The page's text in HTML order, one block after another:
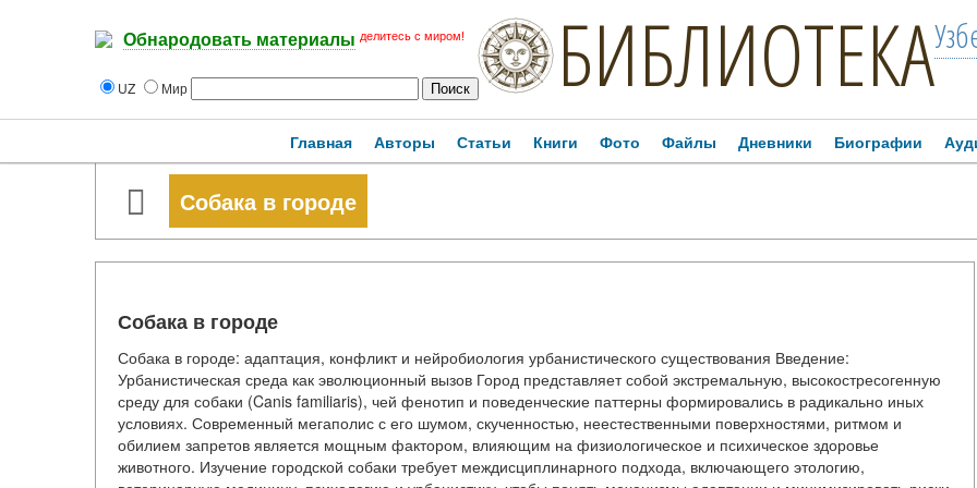
Обнародовать материалы делитесь с миром!
UZ Мир БИБЛИОТЕКА
Главная Авторы Статьи Книги Фото Файлы Дневники Биографии
Собака в городе
Собака в городе
Собака в городе: адаптация, конфликт и нейробиология урбанистического существования Введение:
Урбанистическая среда как эволюционный вызов Город представляет собой экстремальную, высокостресогенную
среду для собаки (Canis familiaris), чей фенотип и поведенческие паттерны формировались в радикально иных
условиях. Современный мегаполис с его шумом, скученностью, неестественными поверхностями, ритмом и
обилием запретов является мощным фактором, влияющим на физиологическое и психическое здоровье
животного. Изучение городской собаки требует междисциплинарного подхода, включающего этологию,